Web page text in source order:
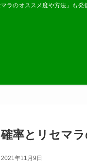
ラのオススメ度や方法」も発
率とリセマ
2021年11月9日